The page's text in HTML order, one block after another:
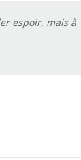
espoir, mais à